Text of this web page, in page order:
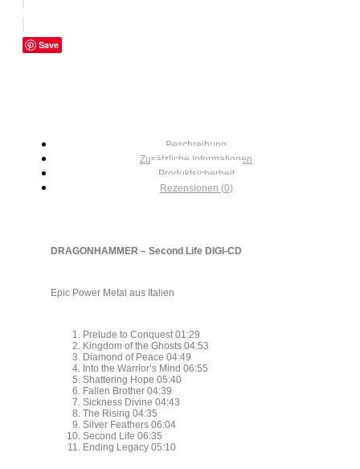
Save
Beschreibung
Zusätzliche Informationen
Produktsicherheit
Rezensionen (0)
DRAGONHAMMER – Second Life DIGI-CD
Epic Power Metal aus Italien
Prelude to Conquest 01:29
Kingdom of the Ghosts 04:53
Diamond of Peace 04:49
Into the Warrior’s Mind 06:55
Shattering Hope 05:40
Fallen Brother 04:39
Sickness Divine 04:43
The Rising 04:35
Silver Feathers 06:04
Second Life 06:35
Ending Legacy 05:10